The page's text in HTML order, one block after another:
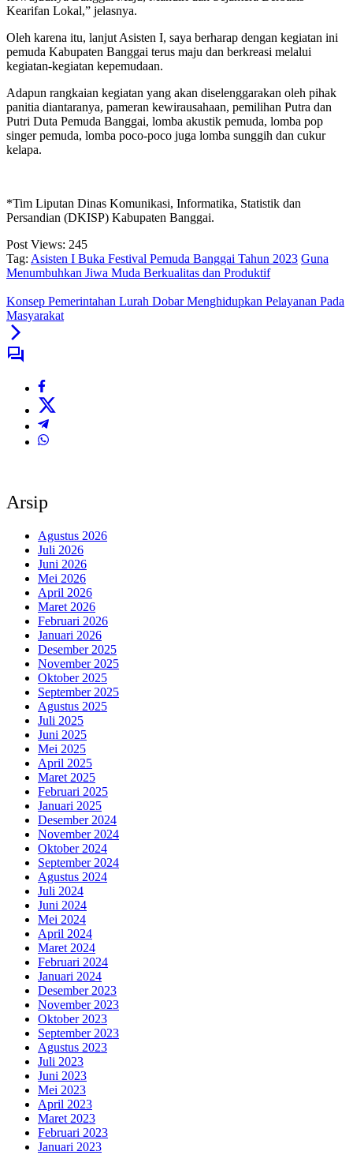
Kearifan Lokal,” jelasnya.
Oleh karena itu, lanjut Asisten I, saya berharap dengan kegiatan ini
pemuda Kabupaten Banggai terus maju dan berkreasi melalui
kegiatan-kegiatan kepemudaan.
Adapun rangkaian kegiatan yang akan diselenggarakan oleh pihak
panitia diantaranya, pameran kewirausahaan, pemilihan Putra dan
Putri Duta Pemuda Banggai, lomba akustik pemuda, lomba pop
singer pemuda, lomba poco-poco juga lomba sunggih dan cukur
kelapa.
*Tim Liputan Dinas Komunikasi, Informatika, Statistik dan
Persandian (DKISP) Kabupaten Banggai.
Post Views: 245
Tag: Asisten I Buka Festival Pemuda Banggai Tahun 2023 Guna
Menumbuhkan Jiwa Muda Berkualitas dan Produktif
Konsep Pemerintahan Lurah Dobar Menghidupkan Pelayanan Pada
Masyarakat
Arsip
Agustus 2026
Juli 2026
Juni 2026
Mei 2026
April 2026
Maret 2026
Februari 2026
Januari 2026
Desember 2025
November 2025
Oktober 2025
September 2025
Agustus 2025
Juli 2025
Juni 2025
Mei 2025
April 2025
Maret 2025
Februari 2025
Januari 2025
Desember 2024
November 2024
Oktober 2024
September 2024
Agustus 2024
Juli 2024
Juni 2024
Mei 2024
April 2024
Maret 2024
Februari 2024
Januari 2024
Desember 2023
November 2023
Oktober 2023
September 2023
Agustus 2023
Juli 2023
Juni 2023
Mei 2023
April 2023
Maret 2023
Februari 2023
Januari 2023